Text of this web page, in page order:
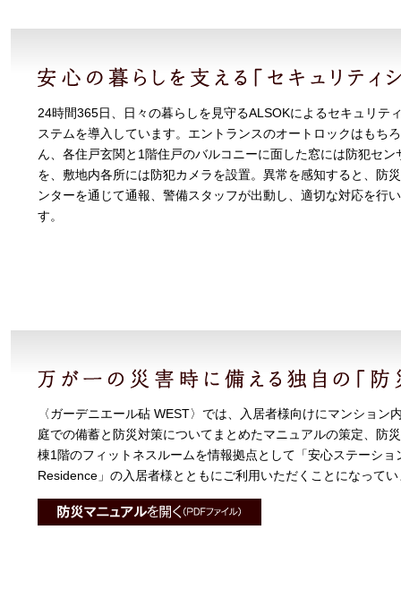
24時間365日、日々の暮らしを見守るALSOKによるセキュリテ
ステムを導入しています。エントランスのオートロックはもちろ
ん、各住戸玄関と1階住戸のバルコニーに面した窓には防犯セン
を、敷地内各所には防犯カメラを設置。異常を感知すると、防
ンターを通じて通報、警備スタッフが出動し、適切な対応を行
す。
〈ガーデニエール砧 WEST〉では、入居者様向けにマンショ
庭での備蓄と防災対策についてまとめたマニュアルの策定、防
棟1階のフィットネスルームを情報拠点として「安心ステーシ
Residence」の入居者様とともにご利用いただくことになって